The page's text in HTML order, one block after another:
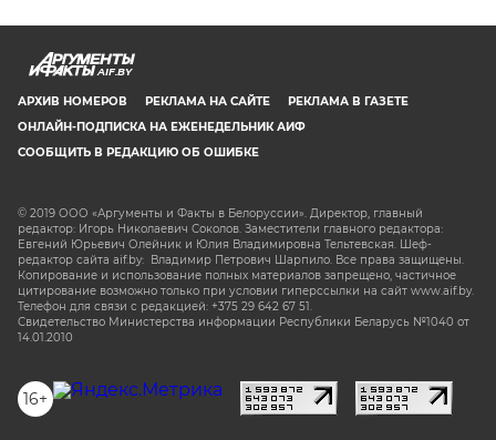
AIF.BY
АРХИВ НОМЕРОВ РЕКЛАМА НА САЙТЕ
РЕКЛАМА В ГАЗЕТЕ
ОНЛАЙН-ПОДПИСКА НА ЕЖЕНЕДЕЛЬНИК АИФ
СООБЩИТЬ В РЕДАКЦИЮ ОБ ОШИБКЕ
© 2019 ООО «Аргументы и Факты в Белоруссии». Директор, главный
редактор: Игорь Николаевич Соколов. Заместители главного редактора:
Евгений Юрьевич Олейник и Юлия Владимировна Тельтевская. Шеф-
редактор сайта aif.by: Владимир Петрович Шарпило. Все права защищены.
Копирование и использование полных материалов запрещено, частичное
цитирование возможно только при условии гиперссылки на сайт www.aif.by.
Телефон для связи с редакцией: +375 29 642 67 51.
Свидетельство Министерства информации Республики Беларусь №1040 от
14.01.2010
16+